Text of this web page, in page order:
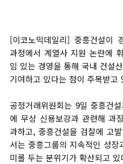
[이코노믹데일리] 중흥건설이
과정에서 계열사 지원 논란에
임 있는 경영을 통해 국내 건설
기여하고 있다는 점이 주목받고
공정거래위원회는 9일 중흥건
에 무상 신용보강과 관련해 과
과하고, 중흥건설을 검찰에 고
서는 중흥그룹의 지속적인 성
미를 두는 분위기가 확산되고 있